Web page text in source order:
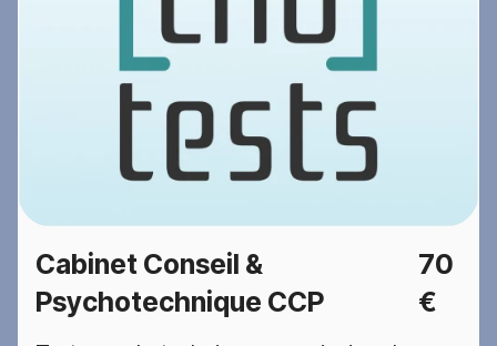
Cabinet Conseil &
Psychotechnique CCP
70
€